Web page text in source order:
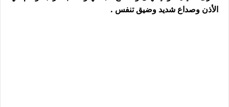
الأذن وصداع شديد وضيق تنفس .